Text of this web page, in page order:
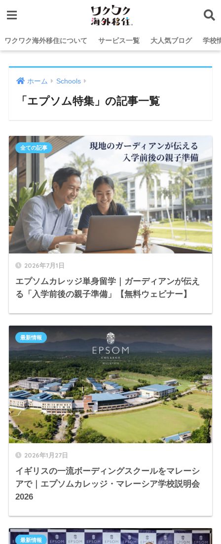
ワクワク海外移住について サービス一覧 大人気ブログ 学校
ホーム Schools
「エプソム特集」の記事一覧
2026年7月1日
エプソムカレッジ単身留学｜ガーディアンが伝え
る「入学前後の親子準備」【無料ウェビナー】
全ての記事
2026年1月27日
イギリスの一流ボーディングスクールをマレーシ
アで｜エプソムカレッジ・マレーシア学校説明会
2026
最新情報
最新情報